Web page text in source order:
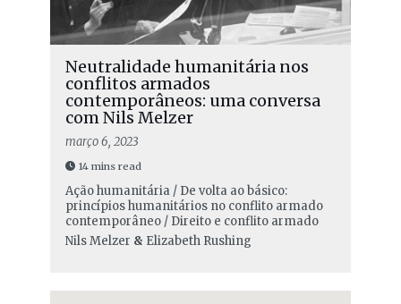
Neutralidade humanitária nos
conflitos armados
contemporâneos: uma conversa
com Nils Melzer
março 6, 2023
14 mins read
Ação humanitária / De volta ao básico:
princípios humanitários no conflito armado
contemporâneo / Direito e conflito armado
Nils Melzer & Elizabeth Rushing